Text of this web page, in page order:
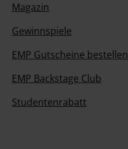
Magazin
Gewinnspiele
EMP Gutscheine bestellen
EMP Backstage Club
Studentenrabatt